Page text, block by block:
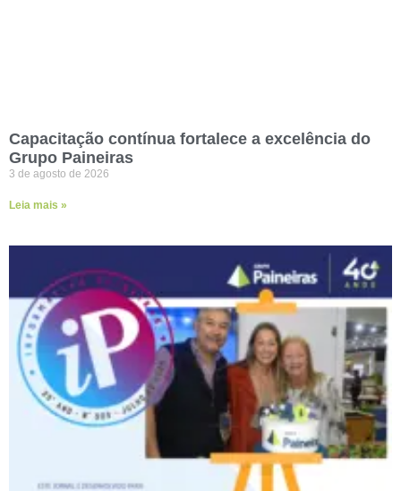
Capacitação contínua fortalece a excelência do
Grupo Paineiras
3 de agosto de 2026
Leia mais »